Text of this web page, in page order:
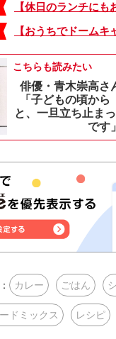
こちらも読みたい
俳優・青木崇高さ
「子どもの頃から
と、一旦立ち止ま
です」
カレー ごはん
ドミックス レシピ